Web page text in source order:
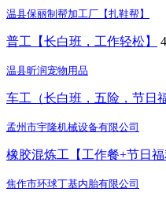
温县保丽制帮加工厂【扎鞋帮】
普工【长白班，工作轻松】
温县昕润宠物用品
车工（长白班，五险，节日
孟州市宇隆机械设备有限公司
橡胶混炼工【工作餐+节日福
焦作市环球丁基内胎有限公司